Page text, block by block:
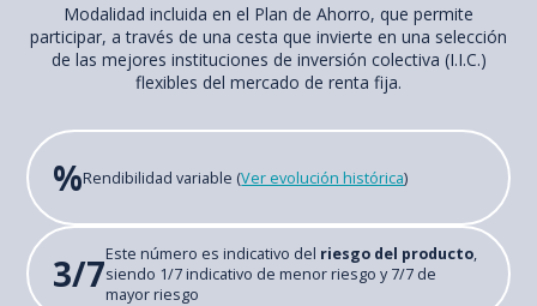
Modalidad incluida en el Plan de Ahorro, que permite
participar, a través de una cesta que invierte en una selección
de las mejores instituciones de inversión colectiva (I.I.C.)
flexibles del mercado de renta fija.
%Rendibilidad variable (Ver evolución histórica)
3/7Este número es indicativo del riesgo del producto,
siendo 1/7 indicativo de menor riesgo y 7/7 de
mayor riesgo